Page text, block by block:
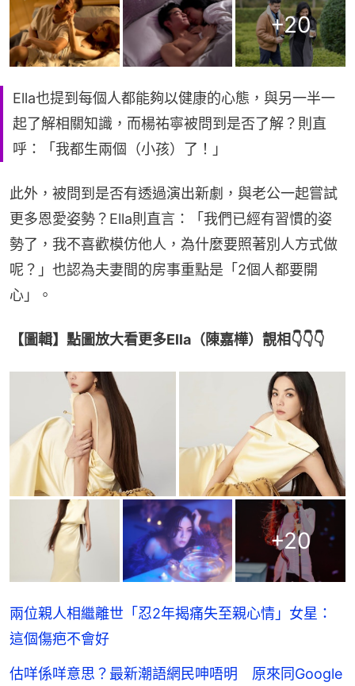
+20
Ella也提到每個人都能夠以健康的心態，與另一半一
起了解相關知識，而楊祐寧被問到是否了解？則直
呼：「我都生兩個（小孩）了！」
此外，被問到是否有透過演出新劇，與老公一起嘗試
更多恩愛姿勢？Ella則直言：「我們已經有習慣的姿
勢了，我不喜歡模仿他人，為什麼要照著別人方式做
呢？」也認為夫妻間的房事重點是「2個人都要開
心」。
【圖輯】點圖放大看更多Ella（陳嘉樺）靚相👇👇👇
+20
兩位親人相繼離世「忍2年揭痛失至親心情」女星：
這個傷疤不會好
估咩係咩意思？最新潮語網民呻唔明 原來同Google